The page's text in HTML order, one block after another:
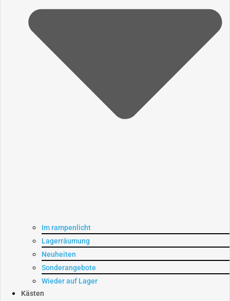
Im rampenlicht
Lagerräumung
Neuheiten
Sonderangebote
Wieder auf Lager
Kästen